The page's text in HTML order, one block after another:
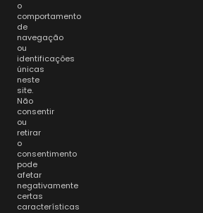
o
comportamento
de
navegação
ou
identificações
únicas
neste
site.
Não
consentir
ou
retirar
o
consentimento
pode
afetar
negativamente
certas
características